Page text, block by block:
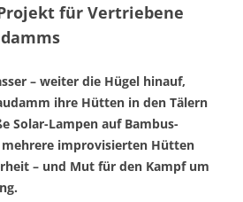
für Vertriebene
– weiter die Hügel hinauf,
ihre Hütten in den Tälern
Solar-Lampen auf Bambus-
improvisierten Hütten
– und Mut für den Kampf um